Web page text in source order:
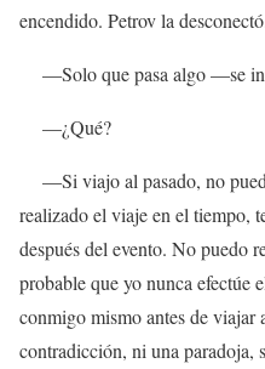
encendido. Petrov la
—Solo que pasa algo —se
—¿Qué?
—Si viajo al pasado, no
realizado el viaje en el tiempo,
después del evento. No puedo
probable que yo nunca efectúe
conmigo mismo antes de viajar
contradicción, ni una paradoja,